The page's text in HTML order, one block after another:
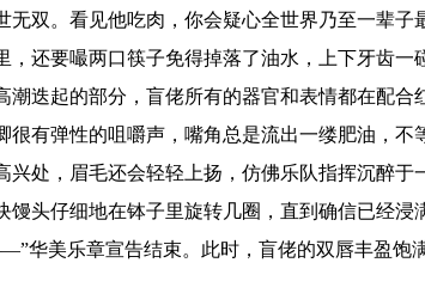
无双。看见他吃肉，你会疑心全世界乃至一辈
，还要嘬两口筷子免得掉落了油水，上下牙齿
潮迭起的部分，盲佬所有的器官和表情都在配
很有弹性的咀嚼声，嘴角总是流出一缕肥油，
兴处，眉毛还会轻轻上扬，仿佛乐队指挥沉醉
馒头仔细地在钵子里旋转几圈，直到确信已经浸
华美乐章宣告结束。此时，盲佬的双唇丰盈饱